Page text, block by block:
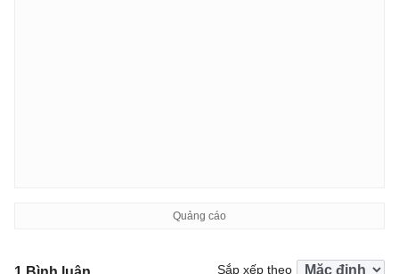
Sắp xếp theo